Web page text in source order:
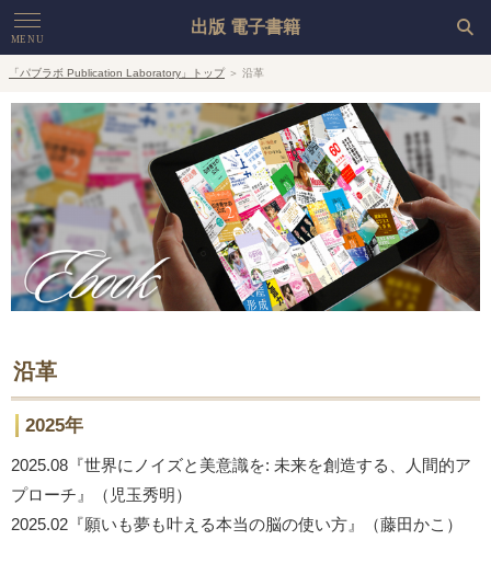
出版 電子書籍
MENU
HOME
Live
Book
Ebook
Company
「パブラボ Publication Laboratory」トップ＞ 沿革
沿革
2025年
2025.08『世界にノイズと美意識を: 未来を創造する、人間的ア
プローチ』（児玉秀明）
2025.02『願いも夢も叶える本当の脳の使い方』（藤田かこ）